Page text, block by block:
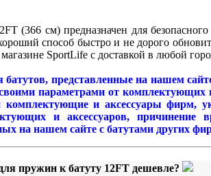
(366 см) предназначен для
способ быстро и не дорого
SportLife с доставкой в любой
представленные на нашем
параметрами от комплектующих
комплектующие и аксессуары фирм,
и аксессуаров,
на нашем сайте с батутами других
пружин к батуту 12FT дешевле?